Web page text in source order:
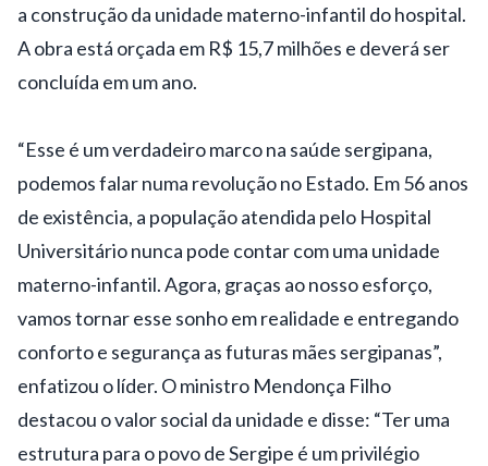
a construção da unidade materno-infantil do hospital.
A obra está orçada em R$ 15,7 milhões e deverá ser
concluída em um ano.
“Esse é um verdadeiro marco na saúde sergipana,
podemos falar numa revolução no Estado. Em 56 anos
de existência, a população atendida pelo Hospital
Universitário nunca pode contar com uma unidade
materno-infantil. Agora, graças ao nosso esforço,
vamos tornar esse sonho em realidade e entregando
conforto e segurança as futuras mães sergipanas”,
enfatizou o líder. O ministro Mendonça Filho
destacou o valor social da unidade e disse: “Ter uma
estrutura para o povo de Sergipe é um privilégio